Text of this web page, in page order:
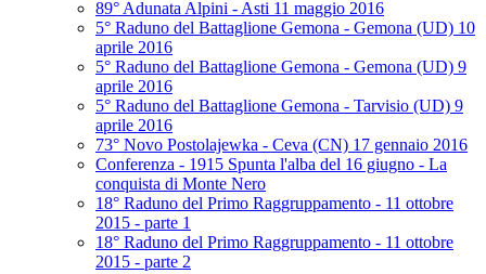
89° Adunata Alpini - Asti 11 maggio 2016
5° Raduno del Battaglione Gemona - Gemona (UD) 10
aprile 2016
5° Raduno del Battaglione Gemona - Gemona (UD) 9
aprile 2016
5° Raduno del Battaglione Gemona - Tarvisio (UD) 9
aprile 2016
73° Novo Postolajewka - Ceva (CN) 17 gennaio 2016
Conferenza - 1915 Spunta l'alba del 16 giugno - La
conquista di Monte Nero
18° Raduno del Primo Raggruppamento - 11 ottobre
2015 - parte 1
18° Raduno del Primo Raggruppamento - 11 ottobre
2015 - parte 2